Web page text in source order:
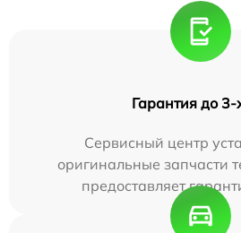
Гарантия до 3-
Сервисный центр
оригинальные запчасти
предоставляет